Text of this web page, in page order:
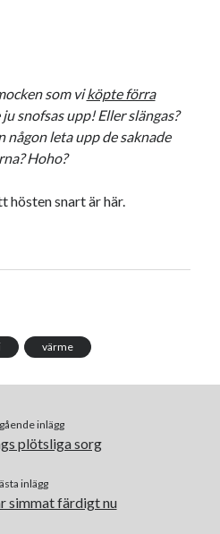
som viköpte förra
snofsas upp! Eller slängas?
någon leta upp de saknade
Hoho?
hösten snart är här.
värme
inlägg
plötsliga sorg
inlägg
simmat färdigt nu